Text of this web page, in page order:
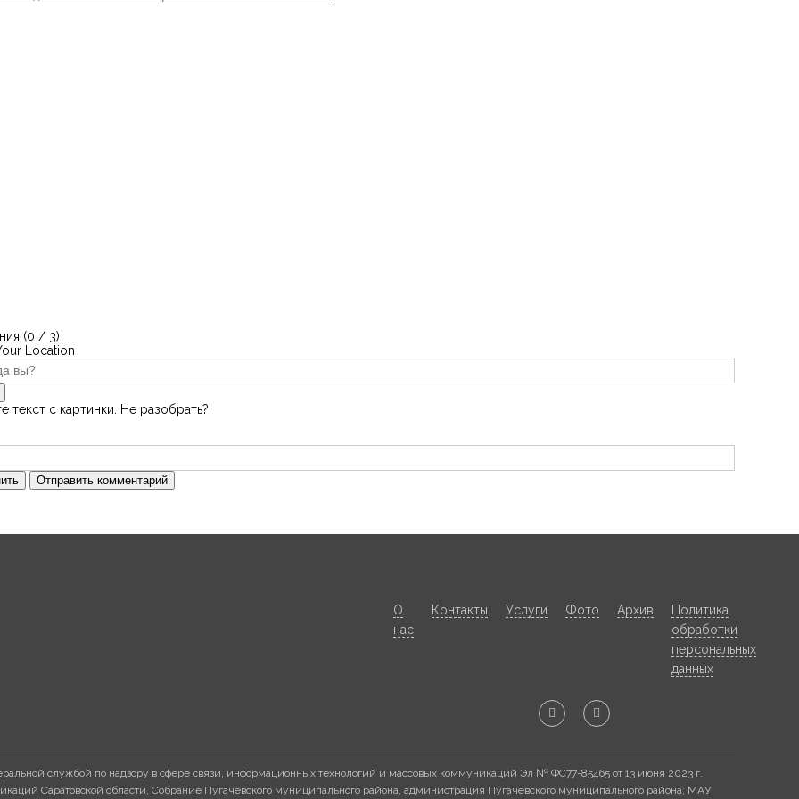
(0 / 3)
Location
текст с картинки. Не разобрать?
Отправить комментарий
О
нас
Контакты Услуги Фото Архив
Политика
обработки
персональных
данных
службой по надзору в сфере связи, информационных технологий и массовых коммуникаций Эл № ФС77-85465 от 13 июня 2023 г.
Саратовской области, Собрание Пугачёвского муниципального района, администрация Пугачёвского муниципального района; МАУ